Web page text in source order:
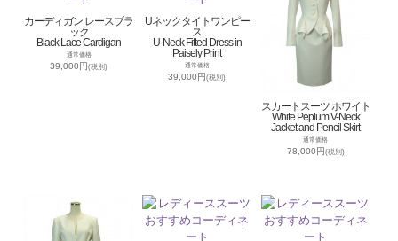
カーディガン レースブラ
ック
Black Lace Cardigan
通常価格
39,000円(税別)
Uネックタイトワンピー
ス
U-Neck Fitted Dress in
Paisely Print
通常価格
39,000円(税別)
スカートスーツ ホワイト
White Peplum V-Neck
Jacket and Pencil Skirt
通常価格
78,000円(税別)